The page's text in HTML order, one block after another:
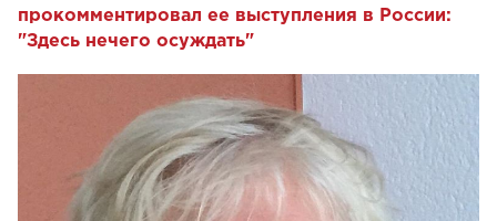
прокомментировал ее выступления в России:
"Здесь нечего осуждать"